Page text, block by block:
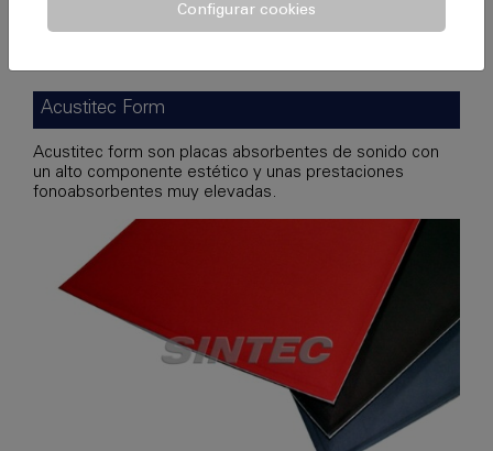
Acustitec Form
Acustitec form son placas absorbentes de sonido con
un alto componente estético y unas prestaciones
fonoabsorbentes muy elevadas.
Configurar cookies